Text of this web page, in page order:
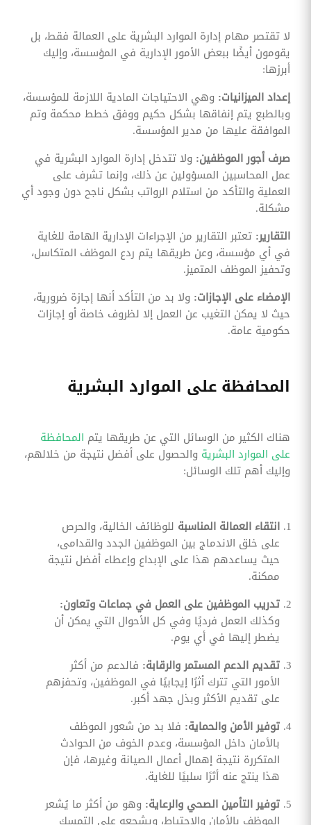
لا تقتصر مهام إدارة الموارد البشرية على العمالة فقط، بل
يقومون أيضًا ببعض الأمور الإدارية في المؤسسة، وإليك
أبرزها:
إعداد الميزانيات: وهي الاحتياجات المادية اللازمة للمؤسسة،
وبالطبع يتم إنفاقها بشكل حكيم ووفق خطط محكمة وتم
الموافقة عليها من مدير المؤسسة.
صرف أجور الموظفين: ولا تتدخل إدارة الموارد البشرية في
عمل المحاسبين المسؤولين عن ذلك، وإنما تشرف على
العملية والتأكد من استلام الرواتب بشكل ناجح دون وجود أي
مشكلة.
التقارير: تعتبر التقارير من الإجراءات الإدارية الهامة للغاية
في أي مؤسسة، وعن طريقها يتم ردع الموظف المتكاسل،
وتحفيز الموظف المتميز.
الإمضاء على الإجازات: ولا بد من التأكد أنها إجازة ضرورية،
حيث لا يمكن التغيب عن العمل إلا لظروف خاصة أو إجازات
حكومية عامة.
المحافظة على الموارد البشرية
هناك الكثير من الوسائل التي عن طريقها يتم المحافظة
على الموارد البشرية والحصول على أفضل نتيجة من خلالهم،
وإليك أهم تلك الوسائل:
انتقاء العمالة المناسبة للوظائف الخالية، والحرص
على خلق الاندماج بين الموظفين الجدد والقدامى،
حيث يساعدهم هذا على الإبداع وإعطاء أفضل نتيجة
ممكنة.
تدريب الموظفين على العمل في جماعات وتعاون:
وكذلك العمل فرديًا وفي كل الأحوال التي يمكن أن
يضطر إليها في أي يوم.
تقديم الدعم المستمر والرقابة: فالدعم من أكثر
الأمور التي تترك أثرًا إيجابيًا في الموظفين، وتحفزهم
على تقديم الأكثر وبذل جهد أكبر.
توفير الأمن والحماية: فلا بد من شعور الموظف
بالأمان داخل المؤسسة، وعدم الخوف من الحوادث
المتكررة نتيجة إهمال أعمال الصيانة وغيرها، فإن
هذا ينتج عنه أثرًا سلبيًا للغاية.
توفير التأمين الصحي والرعاية: وهو من أكثر ما يُشعر
الموظف بالأمان والاحتياط، ويشجعه على التمسك